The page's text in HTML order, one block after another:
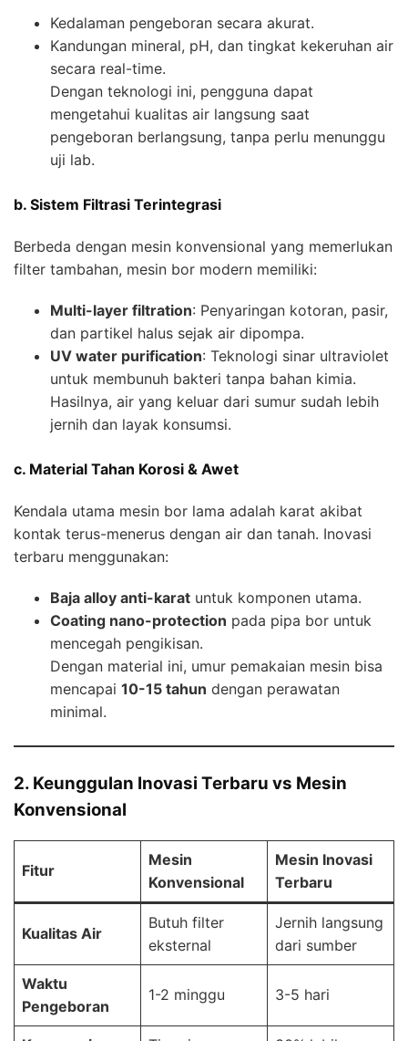
Kedalaman pengeboran secara akurat.
Kandungan mineral, pH, dan tingkat kekeruhan air
secara real-time.
Dengan teknologi ini, pengguna dapat
mengetahui kualitas air langsung saat
pengeboran berlangsung, tanpa perlu menunggu
uji lab.
b. Sistem Filtrasi Terintegrasi
Berbeda dengan mesin konvensional yang memerlukan
filter tambahan, mesin bor modern memiliki:
Multi-layer filtration: Penyaringan kotoran, pasir,
dan partikel halus sejak air dipompa.
UV water purification: Teknologi sinar ultraviolet
untuk membunuh bakteri tanpa bahan kimia.
Hasilnya, air yang keluar dari sumur sudah lebih
jernih dan layak konsumsi.
c. Material Tahan Korosi & Awet
Kendala utama mesin bor lama adalah karat akibat
kontak terus-menerus dengan air dan tanah. Inovasi
terbaru menggunakan:
Baja alloy anti-karat untuk komponen utama.
Coating nano-protection pada pipa bor untuk
mencegah pengikisan.
Dengan material ini, umur pemakaian mesin bisa
mencapai 10-15 tahun dengan perawatan
minimal.
2. Keunggulan Inovasi Terbaru vs Mesin
Konvensional
Fitur
Mesin
Konvensional
Mesin Inovasi
Terbaru
Kualitas Air
Butuh filter
eksternal
Jernih langsung
dari sumber
Waktu
Pengeboran
1-2 minggu 3-5 hari